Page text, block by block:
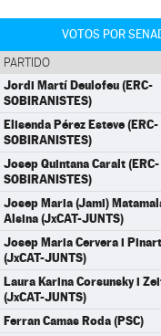
VOTOS POR
PARTIDO
Jordi Martí Deulofeu (ERC-
SOBIRANISTES)
Elisenda Pérez Esteve (ERC-
SOBIRANISTES)
Josep Quintana Caralt (ERC-
SOBIRANISTES)
Josep Maria (Jami)
Alsina (JxCAT-JUNTS)
Josep Maria Cervera i Pinart
(JxCAT-JUNTS)
Laura Karina Corsunsky i
(JxCAT-JUNTS)
Ferran Camas Roda (PSC)